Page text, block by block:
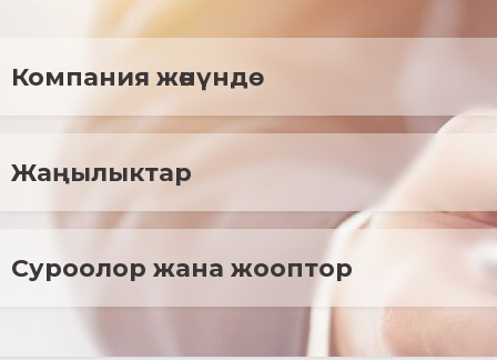
Компания жөнүндө
Жаңылыктар
Cуроолор жана жооптор